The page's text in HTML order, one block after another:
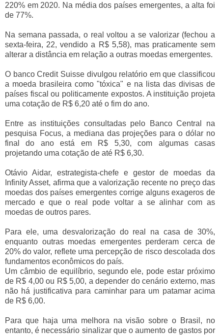
220% em 2020. Na média dos países emergentes, a alta foi
de 77%.
Na semana passada, o real voltou a se valorizar (fechou a
sexta-feira, 22, vendido a R$ 5,58), mas praticamente sem
alterar a distância em relação a outras moedas emergentes.
O banco Credit Suisse divulgou relatório em que classificou
a moeda brasileira como "tóxica" e na lista das divisas de
países fiscal ou politicamente expostos. A instituição projeta
uma cotação de R$ 6,20 até o fim do ano.
Entre as instituições consultadas pelo Banco Central na
pesquisa Focus, a mediana das projeções para o dólar no
final do ano está em R$ 5,30, com algumas casas
projetando uma cotação de até R$ 6,30.
Otávio Aidar, estrategista-chefe e gestor de moedas da
Infinity Asset, afirma que a valorização recente no preço das
moedas dos países emergentes corrige alguns exageros de
mercado e que o real pode voltar a se alinhar com as
moedas de outros pares.
Para ele, uma desvalorização do real na casa de 30%,
enquanto outras moedas emergentes perderam cerca de
20% do valor, reflete uma percepção de risco descolada dos
fundamentos econômicos do país.
Um câmbio de equilíbrio, segundo ele, pode estar próximo
de R$ 4,00 ou R$ 5,00, a depender do cenário externo, mas
não há justificativa para caminhar para um patamar acima
de R$ 6,00.
Para que haja uma melhora na visão sobre o Brasil, no
entanto, é necessário sinalizar que o aumento de gastos por